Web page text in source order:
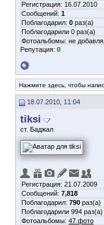
Регистрация: 16.07.2010
Сообщений: 1
Поблагодарил: 0 раз(а)
Поблагодарили 0 раз(а)
Фотоальбомы: не
Репутация: 0
Нажмите здесь, чтобы
18.07.2010, 11:04
tiksi
ст. Баджал
Регистрация: 21.07.2009
Сообщений: 7,818
Поблагодарил: 790 раз(а)
Поблагодарили 994 раз(а)
Фотоальбомы: 47 фото